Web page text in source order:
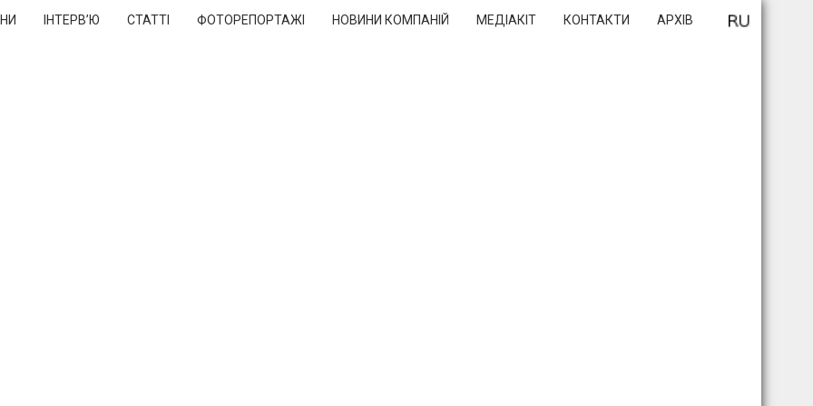
ІНТЕРВ’Ю СТАТТІ ФОТОРЕПОРТАЖІ НОВИНИ КОМПАНІЙ МЕДІАКІТ КОНТАКТИ АРХІВ